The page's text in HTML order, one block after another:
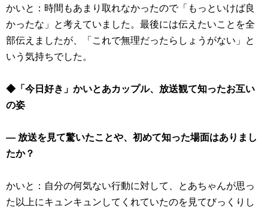
かいと：時間もあまり取れなかったので「もっといけば良
かったな」と考えていました。最後には伝えたいことを全
部伝えましたが、「これで無理だったらしょうがない」と
いう気持ちでした。
◆「今日好き」かいとあカップル、放送観て知ったお互い
の姿
― 放送を見て驚いたことや、初めて知った場面はありまし
たか？
かいと：自分の何気ない行動に対して、とあちゃんが思っ
た以上にキュンキュンしてくれていたのを見てびっくりし